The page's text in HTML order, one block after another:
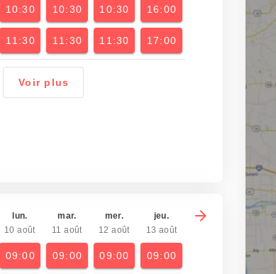
10:30
11:30
10:30
11:30
10:30
11:30
16:00
17:00
Voir plus
lun.
10 août
09:00
mar.
11 août
09:00
mer.
12 août
09:00
jeu.
13 août
09:00